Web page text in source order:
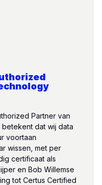
Partner van
dat wij data
voortaan
wissen, met per
certificaat als
en Bob Willemse
tot Certus Certified